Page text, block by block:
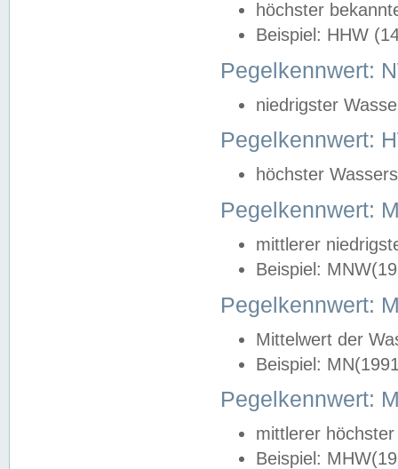
höchster
Beispiel: HHW
Pegelkennwert:
niedrigster
Pegelkennwert:
höchster
Pegelkennwert:
mittlerer
Beispiel:
Pegelkennwert:
Mittelwert der
Beispiel:
Pegelkennwert:
mittlerer
Beispiel: